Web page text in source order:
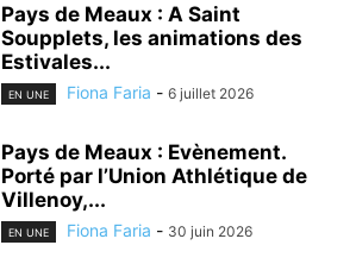
Pays de Meaux : A Saint
Soupplets, les animations des
Estivales...
EN UNE Fiona Faria - 6 juillet 2026
Pays de Meaux : Evènement.
Porté par l’Union Athlétique de
Villenoy,...
EN UNE Fiona Faria - 30 juin 2026